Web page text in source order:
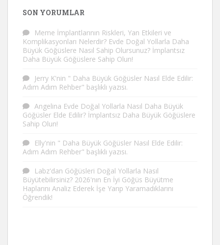
SON YORUMLAR
Meme İmplantlarının Riskleri, Yan Etkileri ve
Komplikasyonları Nelerdir? Evde Doğal Yollarla Daha
Büyük Göğüslere Nasıl Sahip Olursunuz? İmplantsız
Daha Büyük Göğüslere Sahip Olun!
Jerry K'nin " Daha Büyük Göğüsler Nasıl Elde Edilir:
Adım Adım Rehber" başlıklı yazısı.
Angelina Evde Doğal Yollarla Nasıl Daha Büyük
Göğüsler Elde Edilir? İmplantsız Daha Büyük Göğüslere
Sahip Olun!
Elly'nin " Daha Büyük Göğüsler Nasıl Elde Edilir:
Adım Adım Rehber" başlıklı yazısı.
Labz'dan Göğüsleri Doğal Yollarla Nasıl
Büyütebilirsiniz? 2026'nın En İyi Göğüs Büyütme
Haplarını Analiz Ederek İşe Yarıp Yaramadıklarını
Öğrendik!